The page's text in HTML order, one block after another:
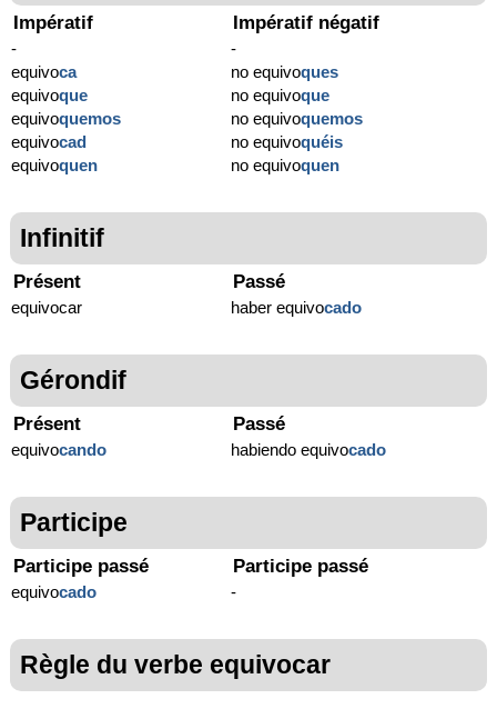
Impératif
-
equivoca
equivoque
equivoquemos
equivocad
equivoquen
Impératif négatif
-
no equivoques
no equivoque
no equivoquemos
no equivoquéis
no equivoquen
Infinitif
Présent
equivocar
Passé
haber equivocado
Gérondif
Présent
equivocando
Passé
habiendo equivocado
Participe
Participe passé
equivocado
Participe passé
-
Règle du verbe equivocar